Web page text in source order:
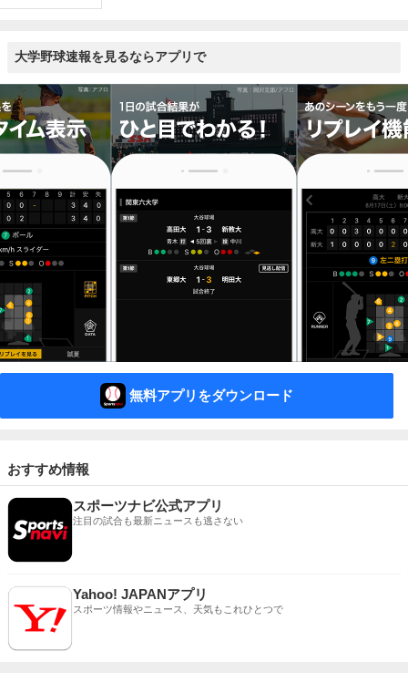
大学野球速報を見るならアプリで
無料アプリをダウンロード
おすすめ情報
スポーツナビ公式アプリ
注目の試合も最新ニュースも逃さない
Yahoo! JAPANアプリ
スポーツ情報やニュース、天気もこれひとつで